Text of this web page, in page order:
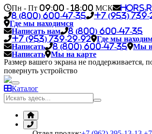
Пн - Пт 09:00 - 18:00 МСК
8 (800) 600-47-35
+7 (953) 739-
Где мы находимся
Написать нам
8 (800) 600-47-35
+7 (953) 739-29-92
Где мы
Написать
8 (800) 600-47-35
Мы
Написать
Мы на карте
Размер вашего экрана не поддерживается,
повернуть устройство
Каталог